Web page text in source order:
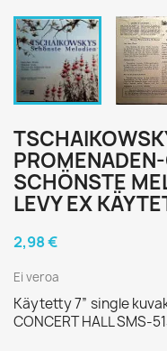
SCHÖNSTE
LEVY EX
2,98 €
Ei veroa
Käytetty 7” single
CONCERT HALL SMS-